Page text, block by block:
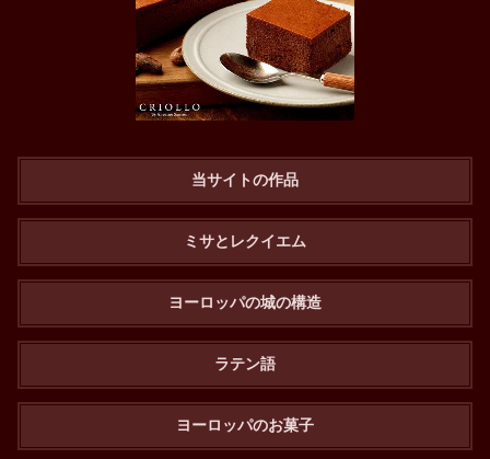
当サイトの作品
ミサとレクイエム
ヨーロッパの城の構造
ラテン語
ヨーロッパのお菓子